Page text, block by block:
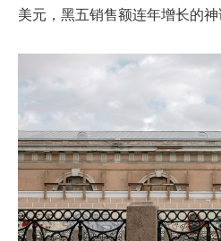
美元，黑五销售额连年增长的神